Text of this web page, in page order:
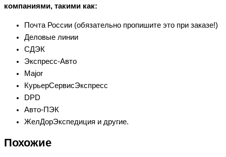
компаниями, такими как:
Почта России (обязательно пропишите это при заказе!)
Деловые линии
СДЭК
Экспресс-Авто
Major
КурьерСервисЭкспресс
DPD
Авто-ПЭК
ЖелДорЭкспедиция и другие.
Похожие